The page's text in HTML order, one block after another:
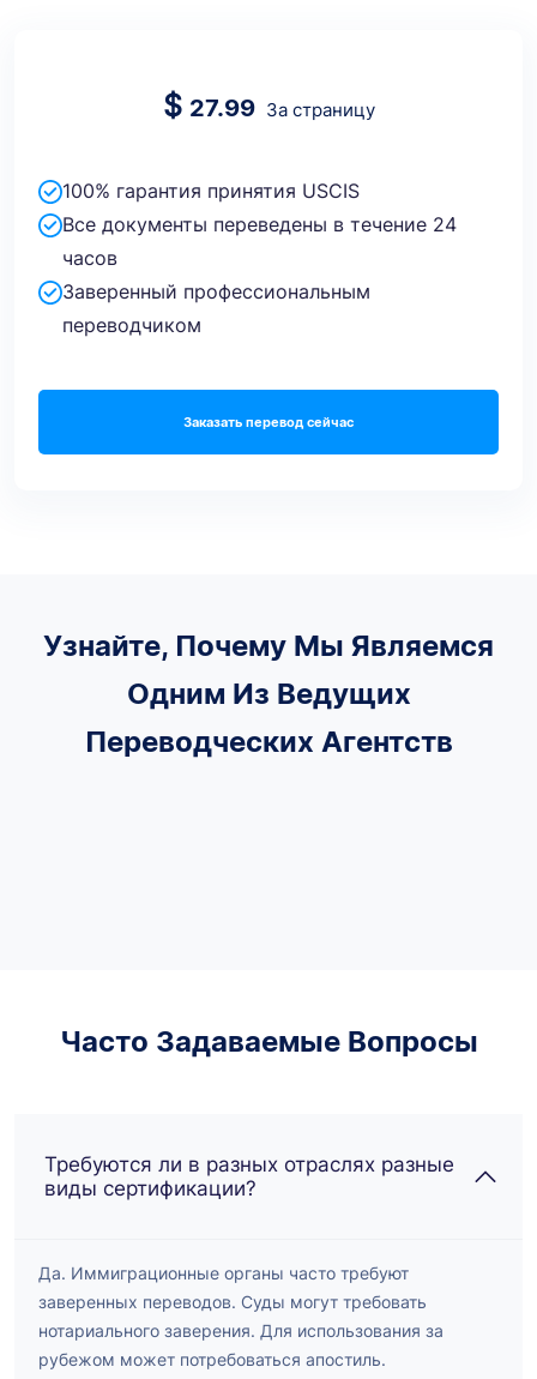
$ 27.99 За страницу
100% гарантия принятия USCIS
Все документы переведены в течение 24
часов
Заверенный профессиональным
переводчиком
Заказать перевод сейчас
Узнайте, Почему Мы Являемся
Одним Из Ведущих
Переводческих Агентств
Часто Задаваемые Вопросы
Требуются ли в разных отраслях разные
виды сертификации?
Да. Иммиграционные органы часто требуют
заверенных переводов. Суды могут требовать
нотариального заверения. Для использования за
рубежом может потребоваться апостиль.